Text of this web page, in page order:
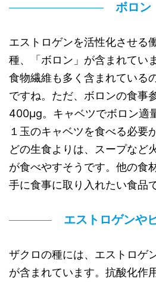
ボロン
エストロゲンを活性化させる
種、「ボロン」が含まれていま
食物繊維も多く含まれている
ですね。ただ、ボロンの食事
400μg。キャベツでボロン適
１玉のキャベツを食べる必要
どの生食よりは、スープなど
が食べやすそうです。他の食
手に食事に取り入れたい食品で
エストロゲンや
ザクロの種には、エストロゲ
が含まれています。抗酸化作